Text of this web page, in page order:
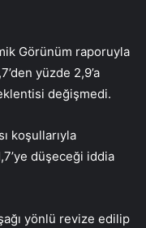
Görünüm raporuyla
yüzde 2,9’a
değişmedi.
koşullarıyla
düşeceği iddia
yönlü revize edilip